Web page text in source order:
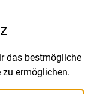
das bestmögliche
zu ermöglichen.